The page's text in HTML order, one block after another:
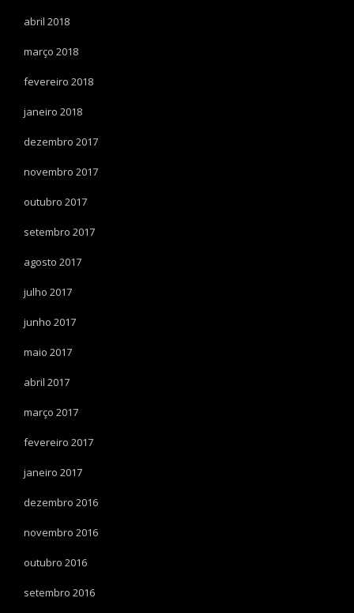
abril 2018
março 2018
fevereiro 2018
janeiro 2018
dezembro 2017
novembro 2017
outubro 2017
setembro 2017
agosto 2017
julho 2017
junho 2017
maio 2017
abril 2017
março 2017
fevereiro 2017
janeiro 2017
dezembro 2016
novembro 2016
outubro 2016
setembro 2016